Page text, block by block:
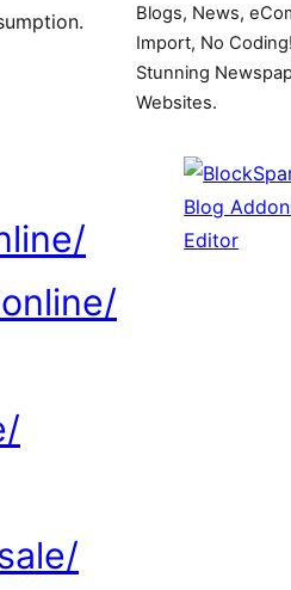
Blogs, News,
Import, No
Stunning
Websites.